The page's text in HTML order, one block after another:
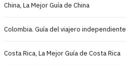
China, La Mejor Guía de China
Colombia. Guía del viajero
Costa Rica, La Mejor Guía de Costa Rica